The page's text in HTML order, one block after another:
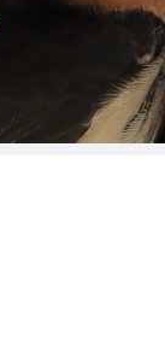
Natur i vår närhet
Om oss